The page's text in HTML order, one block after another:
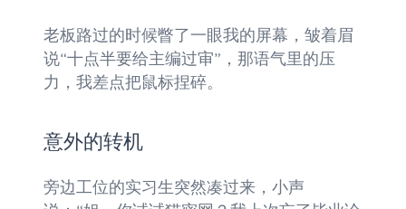
老板路过的时候瞥了一眼我的屏幕，皱着眉
说“十点半要给主编过审”，那语气里的压
力，我差点把鼠标捏碎。
意外的转机
旁边工位的实习生突然凑过来，小声